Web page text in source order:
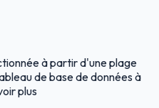
à partir d'une plage
de base de données à
plus